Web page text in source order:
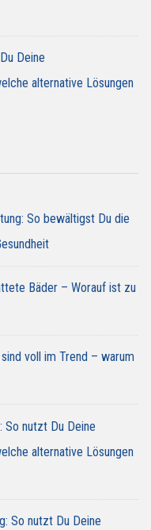
Deine
alternative Lösungen
So bewältigst Du die
Bäder – Worauf ist zu
voll im Trend – warum
So nutzt Du Deine
alternative Lösungen
So nutzt Du Deine